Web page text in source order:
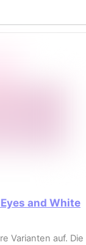
and White
Varianten auf. Die